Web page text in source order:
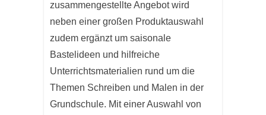
zusammengestellte Angebot wird
neben einer großen Produktauswahl
zudem ergänzt um saisonale
Bastelideen und hilfreiche
Unterrichtsmaterialien rund um die
Themen Schreiben und Malen in der
Grundschule. Mit einer Auswahl von